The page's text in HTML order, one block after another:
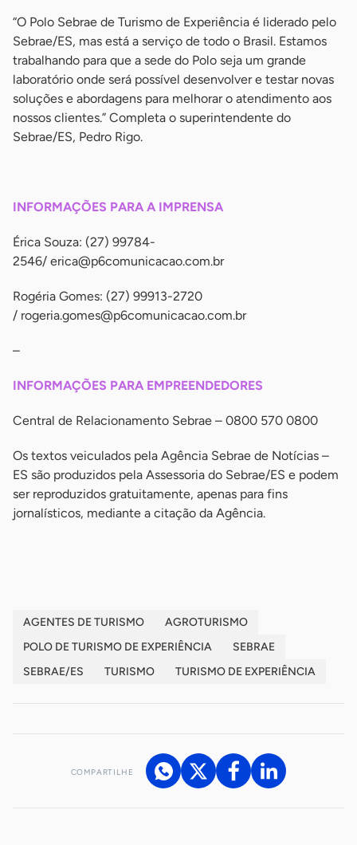
“O Polo Sebrae de Turismo de Experiência é liderado pelo
Sebrae/ES, mas está a serviço de todo o Brasil. Estamos
trabalhando para que a sede do Polo seja um grande
laboratório onde será possível desenvolver e testar novas
soluções e abordagens para melhorar o atendimento aos
nossos clientes.” Completa o superintendente do
Sebrae/ES, Pedro Rigo.
INFORMAÇÕES PARA A IMPRENSA
Érica Souza: (27) 99784-
2546/ erica@p6comunicacao.com.br
Rogéria Gomes: (27) 99913-2720
/ rogeria.gomes@p6comunicacao.com.br
–
INFORMAÇÕES PARA EMPREENDEDORES
Central de Relacionamento Sebrae – 0800 570 0800
Os textos veiculados pela Agência Sebrae de Notícias –
ES são produzidos pela Assessoria do Sebrae/ES e podem
ser reproduzidos gratuitamente, apenas para fins
jornalísticos, mediante a citação da Agência.
AGENTES DE TURISMO
AGROTURISMO
POLO DE TURISMO DE EXPERIÊNCIA
SEBRAE
SEBRAE/ES
TURISMO TURISMO DE EXPERIÊNCIA
COMPARTILHE